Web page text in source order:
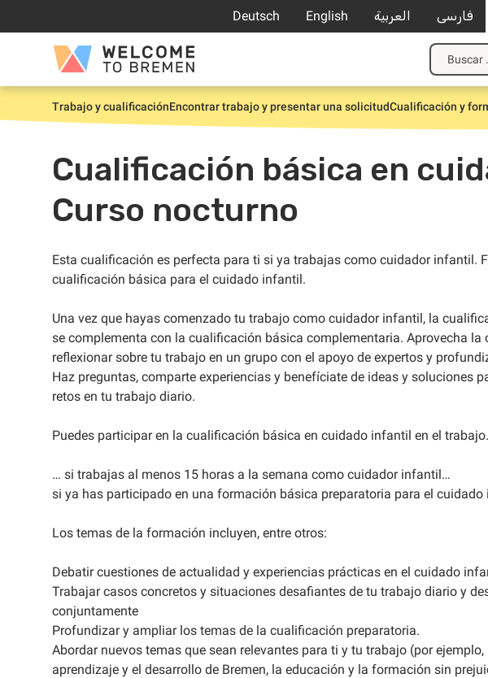
contenido
Deutsch English العربية فارسی
Welcome
to
Bremen
Buscar:
Inicio
Trabajo y cualificaciónEncontrar trabajo y presentar una solicitudCualificación y
Cualificación básica en
Curso nocturno
Esta cualificación es perfecta para ti si ya trabajas como cuidador infantil.
cualificación básica para el cuidado infantil.
Una vez que hayas comenzado tu trabajo como cuidador infantil, la
se complementa con la cualificación básica complementaria. Aprovecha la
reflexionar sobre tu trabajo en un grupo con el apoyo de expertos y
Haz preguntas, comparte experiencias y benefíciate de ideas y soluciones
retos en tu trabajo diario.
Puedes participar en la cualificación básica en cuidado infantil en el
… si trabajas al menos 15 horas a la semana como cuidador infantil…
si ya has participado en una formación básica preparatoria para el
Los temas de la formación incluyen, entre otros:
Debatir cuestiones de actualidad y experiencias prácticas en el cuidado
Trabajar casos concretos y situaciones desafiantes de tu trabajo diario y
conjuntamente
Profundizar y ampliar los temas de la cualificación preparatoria.
Abordar nuevos temas que sean relevantes para ti y tu trabajo (por
aprendizaje y el desarrollo de Bremen, la educación y la formación sin